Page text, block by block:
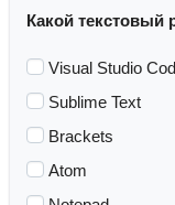
Какой текстовый
Visual Studio
Sublime Text
Brackets
Atom